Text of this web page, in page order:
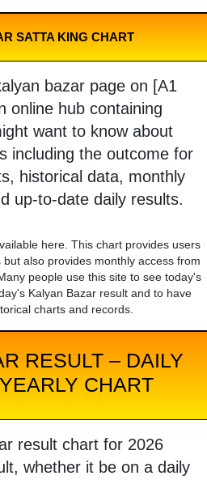
SATTA KING CHART
bazar page on [A1
online hub containing
want to know about
including the outcome for
historical data, monthly
up-to-date daily results.
here. This chart provides users
also provides monthly access from
people use this site to see today's
Kalyan Bazar result and to have
charts and records.
RESULT – DAILY
CHART
result chart for 2026
whether it be on a daily